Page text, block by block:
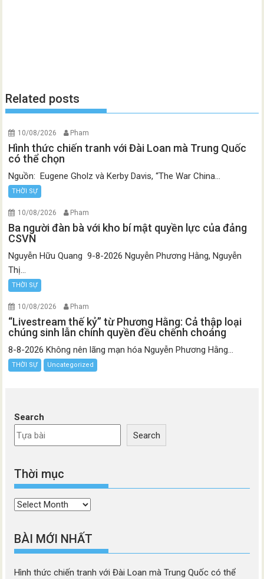
Related posts
10/08/2026 Pham
Hình thức chiến tranh với Đài Loan mà Trung Quốc
có thể chọn
Nguồn: Eugene Gholz và Kerby Davis, “The War China...
THỜI SỰ
10/08/2026 Pham
Ba người đàn bà với kho bí mật quyền lực của đảng
CSVN
Nguyễn Hữu Quang 9-8-2026 Nguyễn Phương Hằng, Nguyễn
Thị...
THỜI SỰ
10/08/2026 Pham
“Livestream thế kỷ” từ Phương Hằng: Cả thập loại
chúng sinh lẫn chính quyền đều chếnh choáng
8-8-2026 Không nên lãng mạn hóa Nguyễn Phương Hằng...
THỜI SỰ Uncategorized
Search
Search
Thời mục
Thời
BÀI MỚI NHẤT
Hình thức chiến tranh với Đài Loan mà Trung Quốc có thể